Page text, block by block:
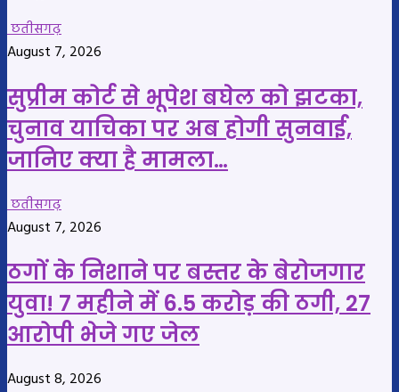
छतीसगढ़
August 7, 2026
सुप्रीम कोर्ट से भूपेश बघेल को झटका,
चुनाव याचिका पर अब होगी सुनवाई,
जानिए क्या है मामला…
छतीसगढ़
August 7, 2026
ठगों के निशाने पर बस्तर के बेरोजगार
युवा! 7 महीने में 6.5 करोड़ की ठगी, 27
आरोपी भेजे गए जेल
August 8, 2026